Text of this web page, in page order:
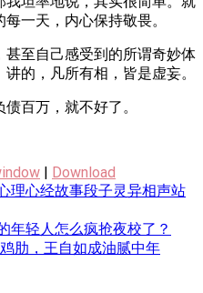
一天，内心保持敬畏。
至自己感受到的所谓奇妙体
的，凡所有相，皆是虚妄。
百万，就不好了。
| Download
理心经故事段子灵异相声站
年轻人怎么疯抢夜校了？
肋，王自如成油腻中年